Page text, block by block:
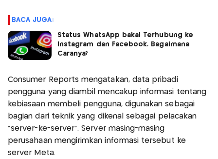
BACA JUGA:
Status WhatsApp bakal Terhubung ke
Instagram dan Facebook, Bagaimana
Caranya?
Consumer Reports mengatakan, data pribadi
pengguna yang diambil mencakup informasi tentang
kebiasaan membeli pengguna, digunakan sebagai
bagian dari teknik yang dikenal sebagai pelacakan
“server-ke-server”. Server masing-masing
perusahaan mengirimkan informasi tersebut ke
server Meta.